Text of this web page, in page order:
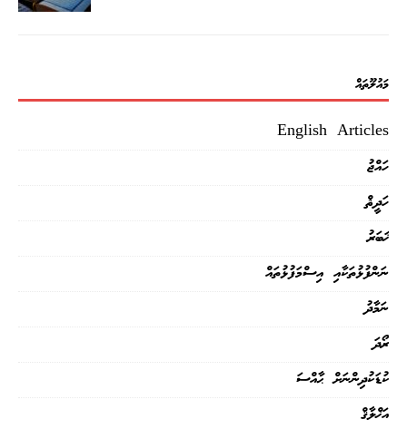
މައުލޫތައް
English Articles
ހައްޖު
ހަދީޘް
ޚަބަރު
ނަންފުޅުތަކާއި އިސްމަފުޅުތައް
ނަމާދު
ރޯދަ
ކުޑަކުދިންނަށް ޙާއްސަ
އަޚްލާޤް